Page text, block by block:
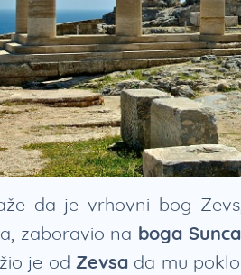
da je vrhovni bog
zaboravio na boga
je od Zevsa da mu